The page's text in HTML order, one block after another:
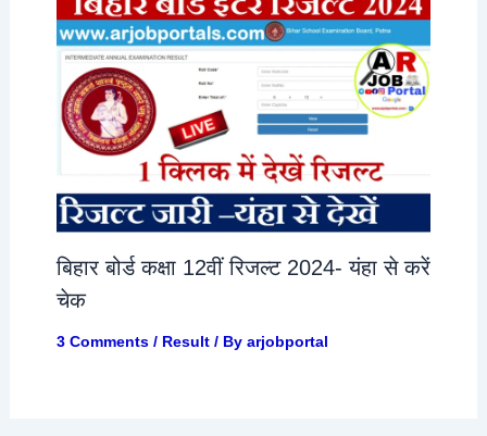
बिहार बोर्ड कक्षा 12वीं रिजल्ट 2024- यंहा से करें
चेक
3 Comments / Result/ By arjobportal